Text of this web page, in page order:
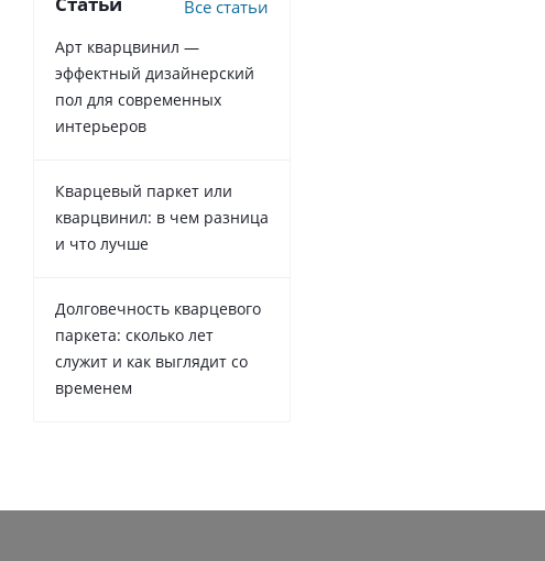
Все статьи
Арт кварцвинил —
эффектный дизайнерский
пол для современных
интерьеров
Кварцевый паркет или
кварцвинил: в чем разница
и что лучше
Долговечность кварцевого
паркета: сколько лет
служит и как выглядит со
временем